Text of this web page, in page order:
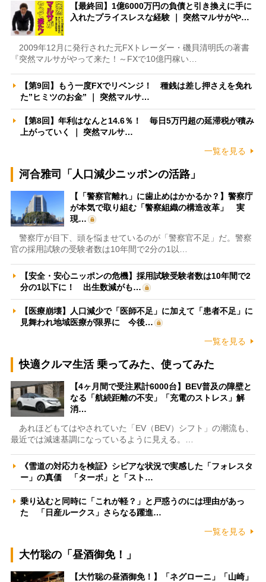
【最終回】1億6000万円の負債と引き換えに手に
入れたプライスレスな経験 ｜ 突然マルサがや…
2009年12月に発行された元FXトレーダー・磯貝清明氏の著書
『突然マルサがやって来た！～FXで10億円稼い…
【第9回】もう一度FXでリベンジ！ 種銭は差し押さえを免れ
た”ヒミツのお金” ｜ 突然マルサ…
【第8回】年利はなんと14.6％！ 毎日5万円超の延滞税が積み
上がっていく ｜ 突然マルサ…
一覧を見る
河合雅司「人口減少ニッポンの活路」
【「警察官離れ」に歯止めはかかるか？】警察庁
が本気で取り組む「警察組織の構造改革」 実
現…
警察庁が目下、頭を悩ませているのが「警察官不足」だ。警察
官の採用試験の受験者数は10年間で2分の1以…
【安全・安心ニッポンの危機】採用試験受験者数は10年間で2
分の1以下に！ 出生数減がも…
【医療崩壊】人口減少で「医師不足」に加えて「患者不足」に
見舞われ地域医療が限界に 今後…
一覧を見る
快適クルマ生活 乗ってみた、使ってみた
【4ヶ月間で受注累計6000台】BEV普及の障壁と
なる「航続距離の不安」「充電のストレス」解
消…
あれほどもてはやされていた「EV（BEV）シフト」の潮流も、
最近では減速基調になっているように見える。…
《雪道の対応力を検証》シビアな状況で実感した「フォレスタ
ー」の真価 「ターボ」と「スト…
乗り込むと同時に「これが軽？」と戸惑うのには理由があっ
た 「日産ルークス」さらなる躍進…
一覧を見る
大竹聡の「昼酒御免！」
【大竹聡の昼酒御免！】「ネグローニ」「山崎」